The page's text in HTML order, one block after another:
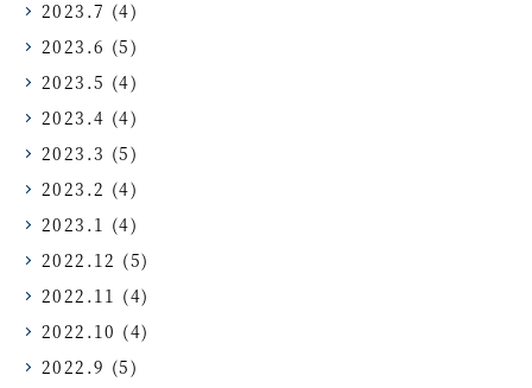
2023.7 (4)
2023.6 (5)
2023.5 (4)
2023.4 (4)
2023.3 (5)
2023.2 (4)
2023.1 (4)
2022.12 (5)
2022.11 (4)
2022.10 (4)
2022.9 (5)